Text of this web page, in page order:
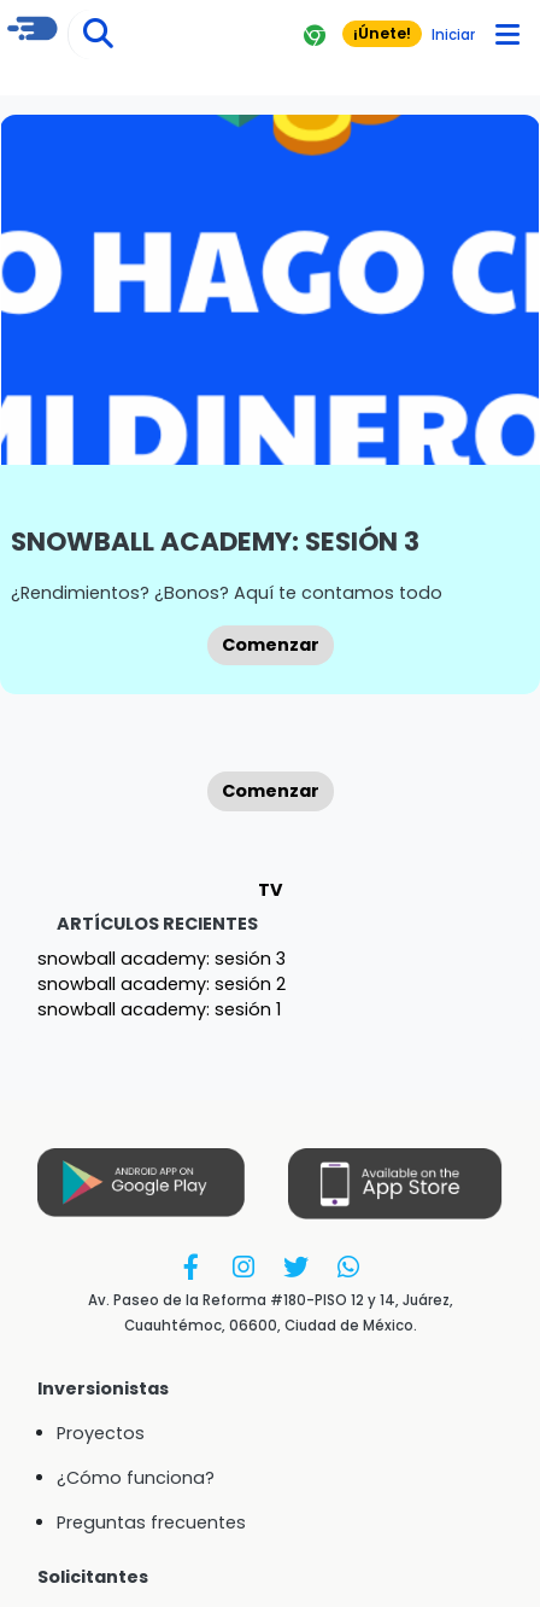
¡Únete! Iniciar
SNOWBALL ACADEMY: SESIÓN 3
¿Rendimientos? ¿Bonos? Aquí te contamos todo
Comenzar
Comenzar
TV
ARTÍCULOS RECIENTES
snowball academy: sesión 3
snowball academy: sesión 2
snowball academy: sesión 1
Av. Paseo de la Reforma #180-PISO 12 y 14, Juárez,
Cuauhtémoc, 06600, Ciudad de México.
Inversionistas
Proyectos
¿Cómo funciona?
Preguntas frecuentes
Solicitantes